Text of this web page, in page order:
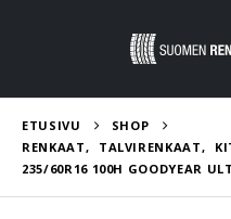
ETUSIVU
SHOP
RENKAAT, TALVIRENKAAT,
235/60R16 100H GOODYEAR